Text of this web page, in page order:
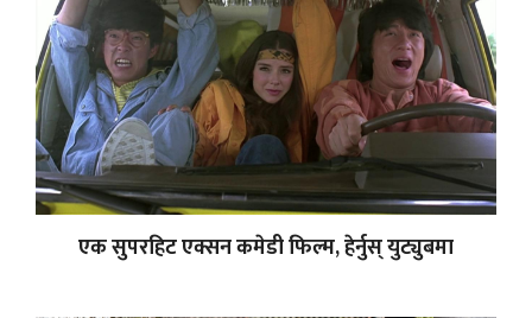
एक सुपरहिट एक्सन कमेडी फिल्म, हेर्नुस् युट्युबमा